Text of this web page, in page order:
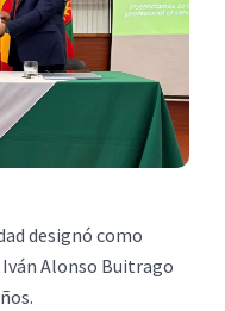
designó como
Alonso Buitrago